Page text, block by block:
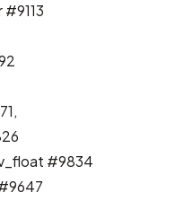
#9113
,
#9834